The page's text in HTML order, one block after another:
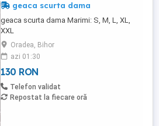
geaca scurta dama
geaca scurta dama Marimi: S, M, L, XL,
XXL
Oradea, Bihor
azi 01:30
130 RON
Telefon validat
Repostat la fiecare oră